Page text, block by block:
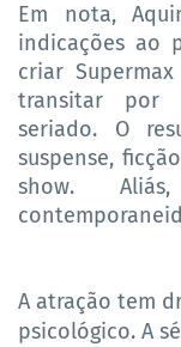
Em nota,
indicações ao
criar
transitar por
seriado. O
suspense,
show.
A atração tem
psicológico. A